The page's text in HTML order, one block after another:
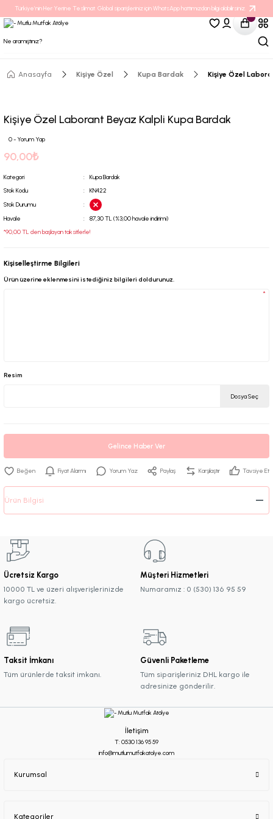
Türkiye’nin Her Yerine Teslimat. Global siparişleriniz için WhatsApp hattımızdan bilgi alabilirsiniz.
Anasayfa Kişiye Özel Kupa Bardak Kişiye Özel
Kişiye Özel Laborant Beyaz Kalpli Kupa Bardak
0 - Yorum Yap
90,00₺
Kategori
Kupa Bardak
Stok Kodu
KN422
Stok Durumu
Havale
87,30 TL (%3,00 havale indirimi)
*90,00 TL den başlayan taksitlerle!
Kişiselleştirme Bilgileri
Ürün üzerine eklenmesini istediğiniz bilgileri doldurunuz.
*
Resim
Dosya Seç
Gelince Haber Ver
Fiyat Alarmı Yorum Yaz Paylaş Karşılaştır Tavsiye Et
Ürün Bilgisi
Ücretsiz Kargo
10000 TL ve üzeri alışverişlerinizde
kargo ücretsiz.
Müşteri Hizmetleri
Numaramız : 0 (530) 136 95 59
Taksit İmkanı
Tüm ürünlerde taksit imkanı.
Güvenli Paketleme
Tüm siparişleriniz DHL kargo ile
adresinize gönderilir.
İletişim
T: 0530 136 95 59
info@mutlumutfakatolye.com
Kurumsal
Kategoriler